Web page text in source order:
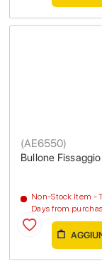
Bullone
(AE6550)
Non-Stock Item -
Days from